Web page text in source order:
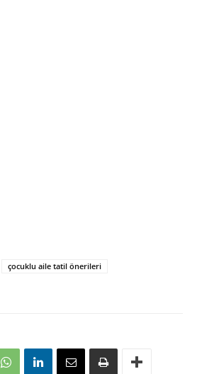
çocuklu aile tatil önerileri